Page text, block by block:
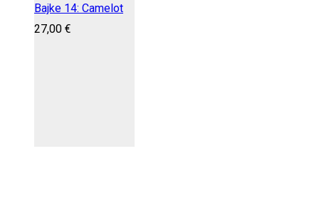
Bajke 14: Camelot
27,00 €